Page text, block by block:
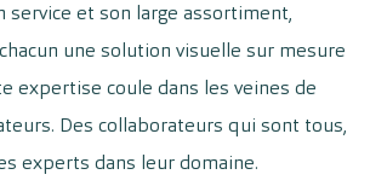
service et son large assortiment,
une solution visuelle sur mesure
expertise coule dans les veines de
Des collaborateurs qui sont tous,
experts dans leur domaine.